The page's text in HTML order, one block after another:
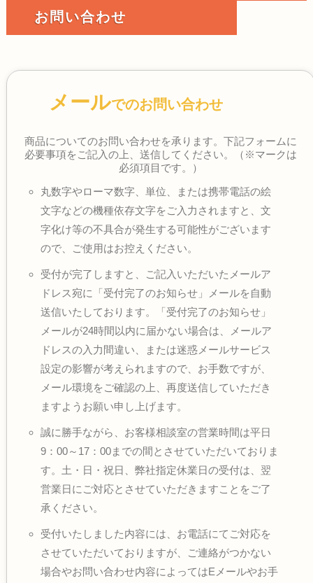
お問い合わせ
メールでのお問い合わせ
商品についてのお問い合わせを承ります。下記フォームに
必要事項をご記入の上、送信してください。（※マークは
必須項目です。）
丸数字やローマ数字、単位、または携帯電話の絵
文字などの機種依存文字をご入力されますと、文
字化け等の不具合が発生する可能性がございます
ので、ご使用はお控えください。
受付が完了しますと、ご記入いただいたメールア
ドレス宛に「受付完了のお知らせ」メールを自動
送信いたしております。「受付完了のお知らせ」
メールが24時間以内に届かない場合は、メールア
ドレスの入力間違い、または迷惑メールサービス
設定の影響が考えられますので、お手数ですが、
メール環境をご確認の上、再度送信していただき
ますようお願い申し上げます。
誠に勝手ながら、お客様相談室の営業時間は平日
9：00～17：00までの間とさせていただいておりま
す。土・日・祝日、弊社指定休業日の受付は、翌
営業日にご対応とさせていただきますことをご了
承ください。
受付いたしました内容には、お電話にてご対応を
させていただいておりますが、ご連絡がつかない
場合やお問い合わせ内容によってはEメールやお手